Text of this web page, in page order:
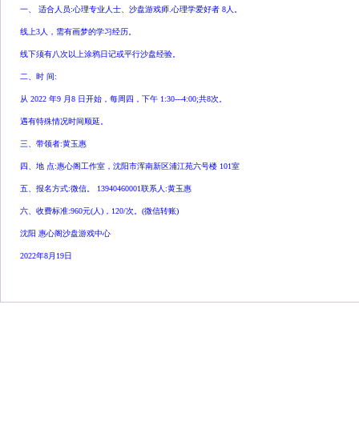
一、 适合人员:心理专业人士、沙盘游戏师.心理学爱好者 8人。
线上3人，需有画梦的学习经历。
线下须有八次以上涂鸦日记或平行沙盘经验。
二、时 间:
从 2022 年9 月8 日开始，每周四，下午 1:30---4:00;共8次。
遇有特殊情况时间顺延。
三、带领者:黄玉惠
四、地 点:惠心阁工作室，沈阳市浑南新区浦江苑六号楼 101室
五、报名方式:微信。 13940460001联系人:黄玉惠
六、收费标准:960元(人)，120/次。(微信转账)
沈阳 惠心阁沙盘游戏中心
2022年8月19日